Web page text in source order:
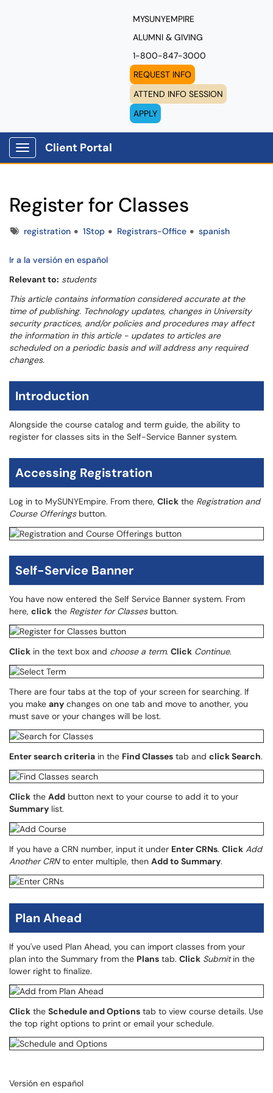
MYSUNYEMPIRE
ALUMNI & GIVING
1-800-847-3000
REQUEST INFO
ATTEND INFO SESSION
APPLY
Show Applications Menu
Client Portal
Register for Classes
Tagsregistration 1Stop Registrars-Office spanish
Ir a la versión en español
Relevant to: students
This article contains information considered accurate at the
time of publishing. Technology updates, changes in University
security practices, and/or policies and procedures may affect
the information in this article - updates to articles are
scheduled on a periodic basis and will address any required
changes.
Introduction
Alongside the course catalog and term guide, the ability to
register for classes sits in the Self-Service Banner system.
Accessing Registration
Log in to MySUNYEmpire. From there, Click the Registration and
Course Offeringsbutton.
Self-Service Banner
You have now entered the Self Service Banner system. From
here, click the Register for Classesbutton.
Click in the text box and choose a term. Click Continue.
There are four tabs at the top of your screen for searching. If
you make any changes on one tab and move to another, you
must save or your changes will be lost.
Enter search criteria in the Find Classes tab and click Search.
Click the Add button next to your course to add it to your
Summary list.
If you have a CRN number, input it under Enter CRNs. Click Add
Another CRNto enter multiple, then Add to Summary.
Plan Ahead
If you've used Plan Ahead, you can import classes from your
plan into the Summary from the Plans tab. Click Submitin the
lower right to finalize.
Click the Schedule and Options tab to view course details. Use
the top right options to print or email your schedule.
Versión en español